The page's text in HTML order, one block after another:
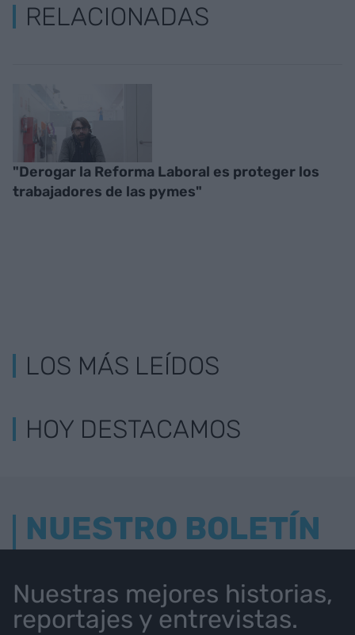
RELACIONADAS
"Derogar la Reforma Laboral es proteger los
trabajadores de las pymes"
LOS MÁS LEÍDOS
HOY DESTACAMOS
NUESTRO BOLETÍN
Nuestras mejores historias,
reportajes y entrevistas.